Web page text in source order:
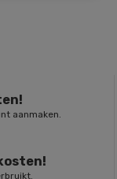
aanmaken.